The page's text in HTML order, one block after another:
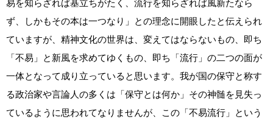
易を知らざれば基立ちがたく、流行を知らざれば風新たなら
ず、しかもその本は一つなり」との理念に開眼したと伝えられ
ていますが、精神文化の世界は、変えてはならないもの、即ち
「不易」と新風を求めてゆくもの、即ち「流行」の二つの面が
一体となって成り立っていると思います。我が国の保守と称す
る政治家や言論人の多くは「保守とは何か」その神髄を見失っ
ているように思われてなりませんが、この「不易流行」という